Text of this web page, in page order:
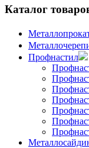
Каталог
Профнастил